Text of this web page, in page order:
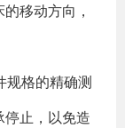
移动方向，
规格的精确测
止，以免造